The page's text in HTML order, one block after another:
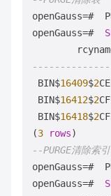
openGauss=#
openGauss=#
BIN$16409$2
BIN$16412$2
BIN$16418$2
(3 rows
--PURGE清除索引
openGauss=#
openGauss=#